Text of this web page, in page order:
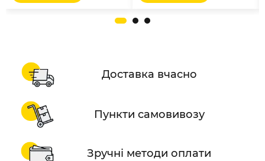
Доставка вчасно
Пункти самовивозу
Зручні методи оплати